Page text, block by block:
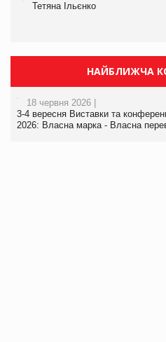
Тетяна Ільєнко
НАЙБЛИЖЧА
18 червня 2026 |
3-4 вересня Виставки та
2026: Власна марка - Власна